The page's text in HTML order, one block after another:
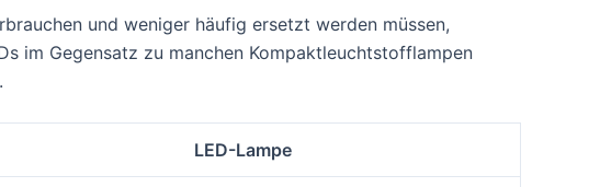
und weniger häufig ersetzt werden müssen,
im Gegensatz zu manchen Kompaktleuchtstofflampen
LED-Lampe